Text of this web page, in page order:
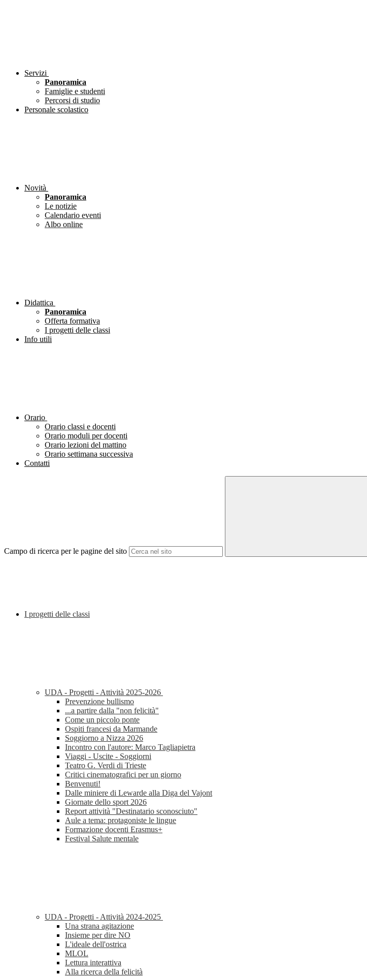
Servizi
Panoramica
Famiglie e studenti
Percorsi di studio
Personale scolastico
Novità
Panoramica
Le notizie
Calendario eventi
Albo online
Didattica
Panoramica
Offerta formativa
I progetti delle classi
Info utili
Orario
Orario classi e docenti
Orario moduli per docenti
Orario lezioni del mattino
Orario settimana successiva
Contatti
Campo di ricerca per le pagine del sito
I progetti delle classi
UDA - Progetti - Attività 2025-2026
Prevenzione bullismo
...a partire dalla "non felicità"
Come un piccolo ponte
Ospiti francesi da Marmande
Soggiorno a Nizza 2026
Incontro con l'autore: Marco Tagliapietra
Viaggi - Uscite - Soggiorni
Teatro G. Verdi di Trieste
Critici cinematografici per un giorno
Benvenuti!
Dalle miniere di Lewarde alla Diga del Vajont
Giornate dello sport 2026
Report attività "Destinatario sconosciuto"
Aule a tema: protagoniste le lingue
Formazione docenti Erasmus+
Festival Salute mentale
UDA - Progetti - Attività 2024-2025
Una strana agitazione
Insieme per dire NO
L'ideale dell'ostrica
MLOL
Lettura interattiva
Alla ricerca della felicità